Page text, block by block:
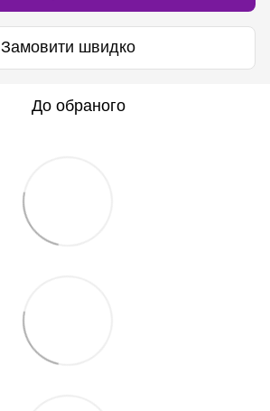
Замовити швидко
До обраного